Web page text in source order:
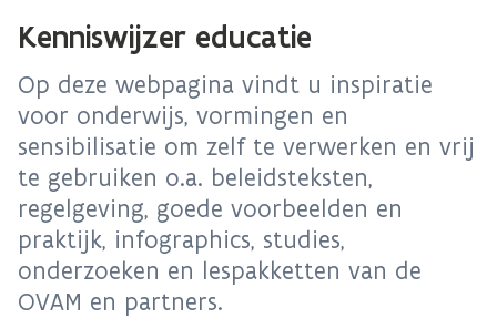
Kenniswijzer educatie
Op deze webpagina vindt u inspiratie
voor onderwijs, vormingen en
sensibilisatie om zelf te verwerken en vrij
te gebruiken o.a. beleidsteksten,
regelgeving, goede voorbeelden en
praktijk, infographics, studies,
onderzoeken en lespakketten van de
OVAM en partners.